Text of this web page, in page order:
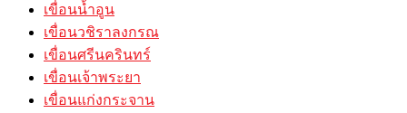
เขื่อนน้ำอูน
เขื่อนวชิราลงกรณ
เขื่อนศรีนครินทร์
เขื่อนเจ้าพระยา
เขื่อนแก่งกระจาน